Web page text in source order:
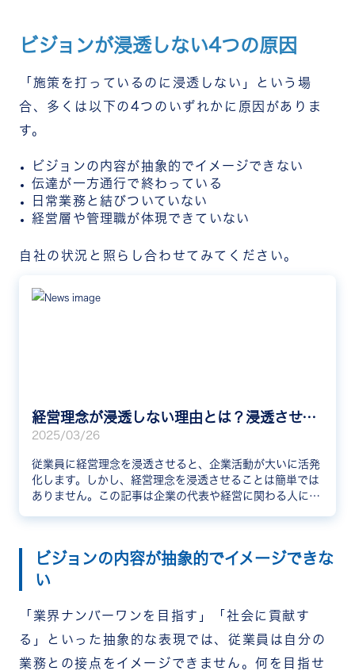
ビジョンが浸透しない4つの原因
「施策を打っているのに浸透しない」という場
合、多くは以下の4つのいずれかに原因がありま
す。
ビジョンの内容が抽象的でイメージできない
伝達が一方通行で終わっている
日常業務と結びついていない
経営層や管理職が体現できていない
自社の状況と照らし合わせてみてください。
経営理念が浸透しない理由とは？浸透させるメリットや効果的な手法を解説
2025/03/26
従業員に経営理念を浸透させると、企業活動が大いに活発
化します。しかし、経営理念を浸透させることは簡単では
ありません。この記事は企業の代表や経営に関わる人に向
ビジョンの内容が抽象的でイメージできな
い
「業界ナンバーワンを目指す」「社会に貢献す
る」といった抽象的な表現では、従業員は自分の
業務との接点をイメージできません。何を目指せ